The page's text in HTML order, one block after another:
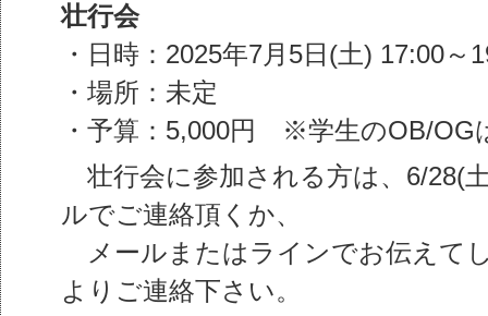
壮行会
・日時：2025年7月5日(土) 17:00～
・場所：未定
・予算：5,000円 ※学生のOB/OG
壮行会に参加される方は、6/28(
ルでご連絡頂くか、
メールまたはラインでお伝えて
よりご連絡下さい。